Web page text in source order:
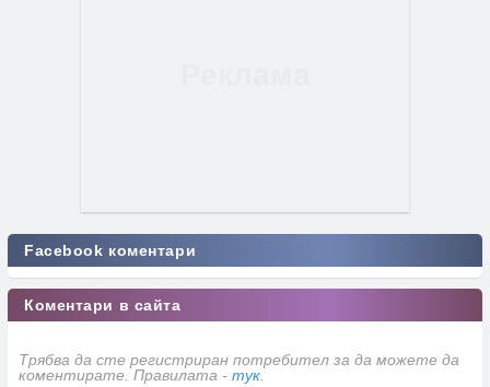
Facebook коментари
Коментари в сайта
Трябва да сте регистриран потребител за да можете да
коментирате. Правилата - тук